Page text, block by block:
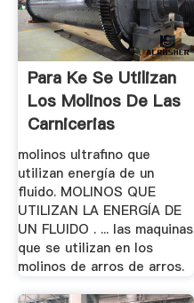
Para Ke Se Utilizan
Los Molinos De Las
Carnicerias
molinos ultrafino que
utilizan energía de un
fluido. MOLINOS QUE
UTILIZAN LA ENERGÍA DE
UN FLUIDO . ... las maquinas
que se utilizan en los
molinos de arros de arros.